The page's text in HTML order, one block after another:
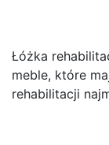
Łóżka
meble, które
rehabilitacji